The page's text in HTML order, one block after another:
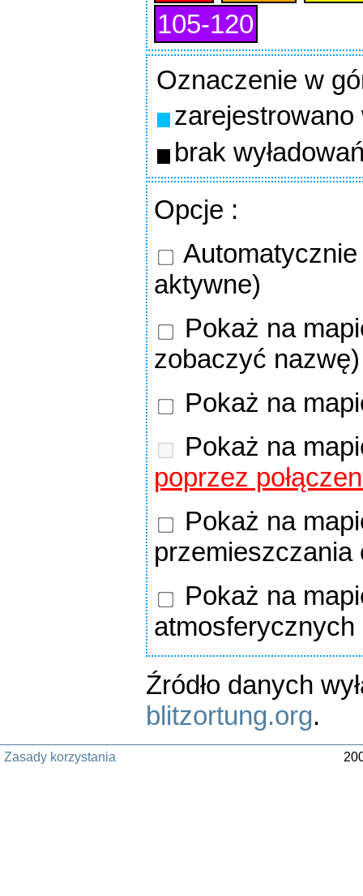
105‑120
Oznaczenie w
zarejestrowano
brak
Opcje :
aktywne)
Pokaż na
zobaczyć nazwę)
Pokaż na
Pokaż na
poprzez
Pokaż na
Pokaż na
atmosferycznych
Źródło danych
blitzortung.org.
Zasady korzystania